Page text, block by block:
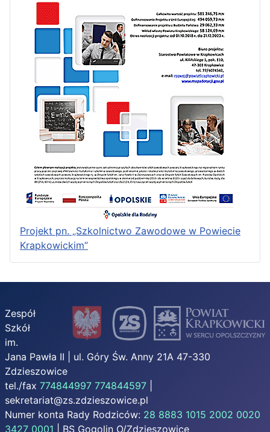
Projekt pn. „Szkolnictwo Zawodowe w Powiecie
Krapkowickim”
Zespół
Szkół
im.
Jana Pawła II | ul. Góry Św. Anny 21A 47-330
Zdzieszowice
tel./fax 774844997 774844597
sekretariat@zs.zdzieszowice.pl
Numer konta Rady Rodziców: 28 8883 1015 2002 0020
3427 0001 | BS Gogolin O/Zdzieszowice